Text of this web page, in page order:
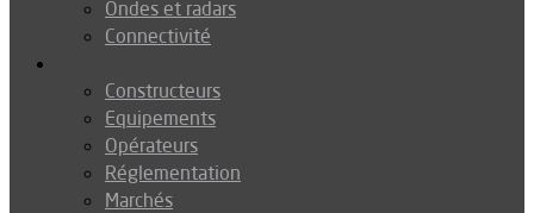
Ondes et radars
Connectivité
Constructeurs
Equipements
Opérateurs
Réglementation
Marchés